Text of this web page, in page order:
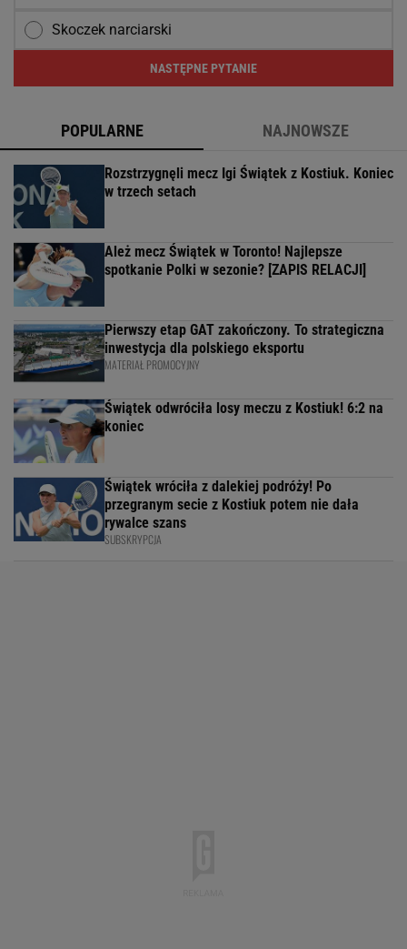
Skoczek narciarski
NASTĘPNE PYTANIE
POPULARNE NAJNOWSZE
Rozstrzygnęli mecz Igi Świątek z Kostiuk. Koniec
w trzech setach
Ależ mecz Świątek w Toronto! Najlepsze
spotkanie Polki w sezonie? [ZAPIS RELACJI]
Pierwszy etap GAT zakończony. To strategiczna
inwestycja dla polskiego eksportu
MATERIAŁ PROMOCYJNY
Świątek odwróciła losy meczu z Kostiuk! 6:2 na
koniec
Świątek wróciła z dalekiej podróży! Po
przegranym secie z Kostiuk potem nie dała
rywalce szans
SUBSKRYPCJA